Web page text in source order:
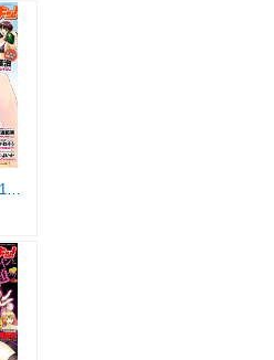
ナマイキッ！ 2017年8月号 [雑誌]